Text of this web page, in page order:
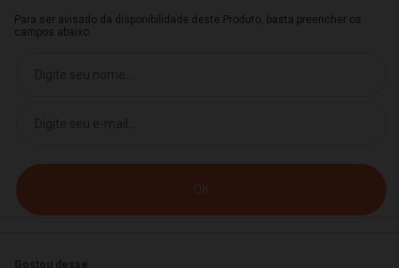
Para ser avisado da disponibilidade deste Produto, basta preencher os
campos abaixo.